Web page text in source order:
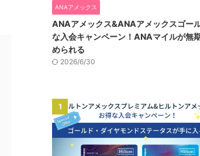
ANAアメックス
ANAアメックス&ANAアメックスゴー
な入会キャンペーン！ANAマイルが無
められる
2026/6/30
1